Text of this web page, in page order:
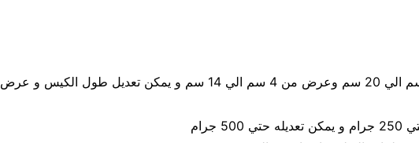
حجم الكيس طول الكيس من 5 سم الي 20 سم وعرض من 4 سم الي 14 سم و يمكن تعديل طول الكيس و عرض